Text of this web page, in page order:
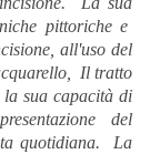
pittoriche e
all'uso del
Il tratto
sua capacità di
del
quotidiana. La